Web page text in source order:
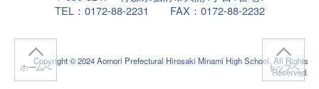
TEL：0172-88-2231 FAX：0172-88-2232
Copyright © 2024 Aomori Prefectural Hirosaki Minami High School. All Rights
Reserved.
ホームへ トップへ